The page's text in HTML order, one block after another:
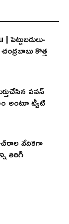
కొత్త
పవన్
అంటూ ట్వీట్
చీరాల వేదికగా
తిరిగి